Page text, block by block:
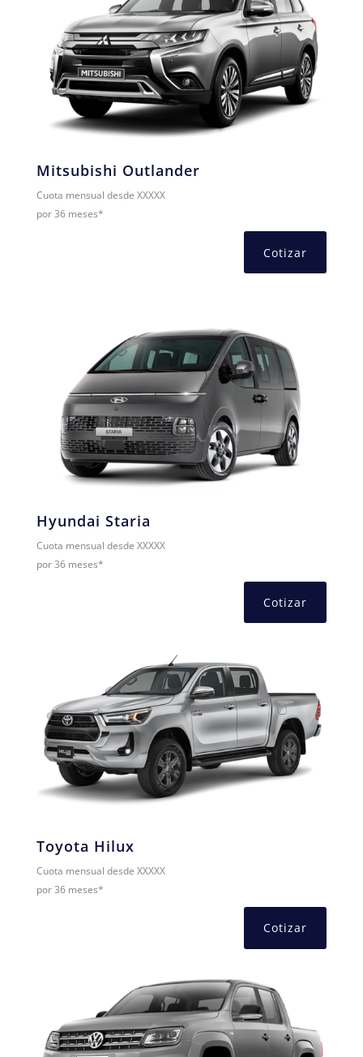
Mitsubishi Outlander
Cuota mensual desde XXXXX
por 36 meses*
Cotizar
Hyundai Staria
Cuota mensual desde XXXXX
por 36 meses*
Cotizar
Toyota Hilux
Cuota mensual desde XXXXX
por 36 meses*
Cotizar